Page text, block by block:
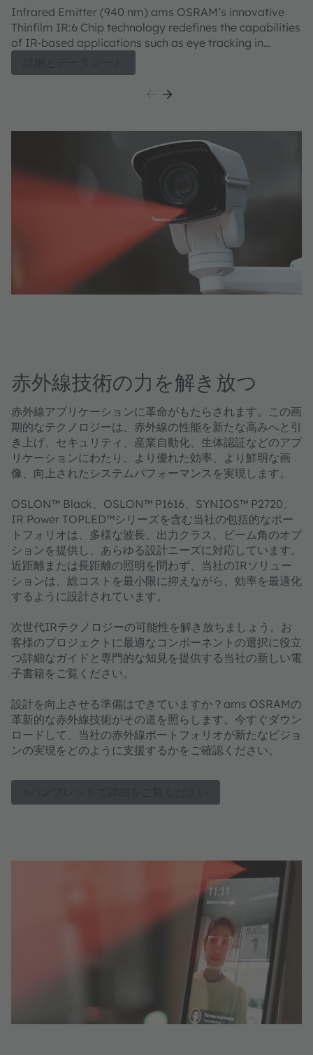
Infrared Emitter (940 nm) ams OSRAM’s innovative
Thinfilm IR:6 Chip technology redefines the capabilities
of IR-based applications such as eye tracking in
illumination while extending battery life thanks to its
superior efficiency. Housed in a completely dark
赤外線技術の力を解き放つ
赤外線アプリケーションに革命がもたらされます。この画
期的なテクノロジーは、赤外線の性能を新たな高みへと引
き上げ、セキュリティ、産業自動化、生体認証などのアプ
リケーションにわたり、より優れた効率、より鮮明な画
像、向上されたシステムパフォーマンスを実現します。
OSLON™ Black、OSLON™ P1616、SYNIOS™ P2720、
IR Power TOPLED™シリーズを含む当社の包括的なポー
トフォリオは、多様な波長、出力クラス、ビーム角のオプ
ションを提供し、あらゆる設計ニーズに対応しています。
近距離または長距離の照明を問わず、当社のIRソリュー
ションは、総コストを最小限に抑えながら、効率を最適化
するように設計されています。
次世代IRテクノロジーの可能性を解き放ちましょう。お
客様のプロジェクトに最適なコンポーネントの選択に役立
つ詳細なガイドと専門的な知見を提供する当社の新しい電
子書籍をご覧ください。
設計を向上させる準備はできていますか？ams OSRAMの
革新的な赤外線技術がその道を照らします。今すぐダウン
ロードして、当社の赤外線ポートフォリオが新たなビジョ
ンの実現をどのように支援するかをご確認ください。